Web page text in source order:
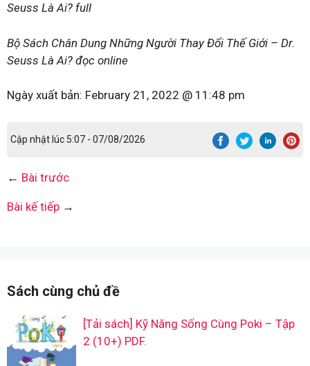
Seuss Là Ai? full
Bộ Sách Chân Dung Những Người Thay Đổi Thế Giới – Dr.
Seuss Là Ai? đọc online
Ngày xuất bản: February 21, 2022 @ 11:48 pm
Cập nhật lúc 5:07 - 07/08/2026
← Bài trước
Bài kế tiếp →
Sách cùng chủ đề
[Tải sách] Kỹ Năng Sống Cùng Poki – Tập
2 (10+) PDF.